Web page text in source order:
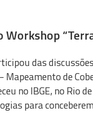
Workshop
das
Mapeamento de
no IBGE, no Rio
para